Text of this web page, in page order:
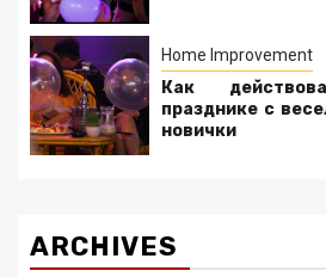
Home Improvement
Как
празднике с
новички
ARCHIVES